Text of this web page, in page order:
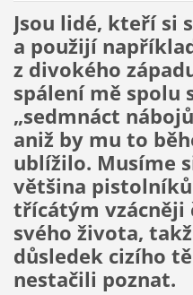
Jsou lidé, kteří si
a použijí
z divokého
spálení mě spolu
„sedmnáct
aniž by mu to
ublížilo. Musíme
většina
třícátým
svého života,
důsledek cizího
nestačili poznat.